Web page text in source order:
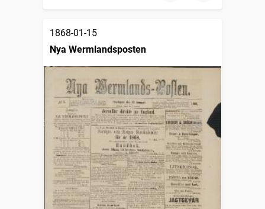
1868-01-15
Nya Wermlandsposten